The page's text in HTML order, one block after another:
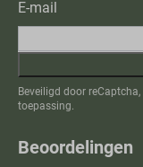
E-mail
Beveiligd door reCaptcha,
toepassing.
Beoordelingen